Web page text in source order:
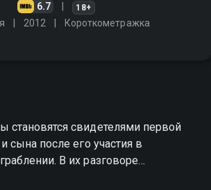
6.7 18+
2012 Короткометражка
становятся свидетелями первой
сына после его участия в
В их разговоре
обиды и надежды на